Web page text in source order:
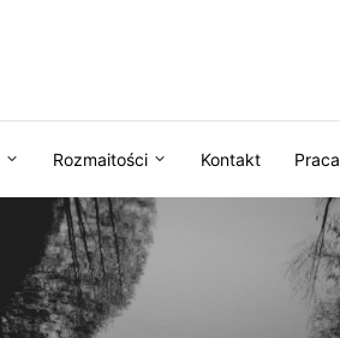
Rozmaitości Kontakt Praca